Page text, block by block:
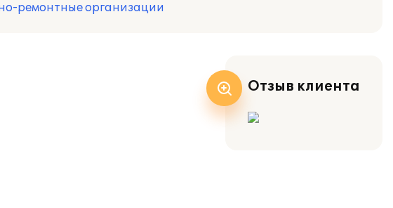
ремонтные организации
Отзыв клиента